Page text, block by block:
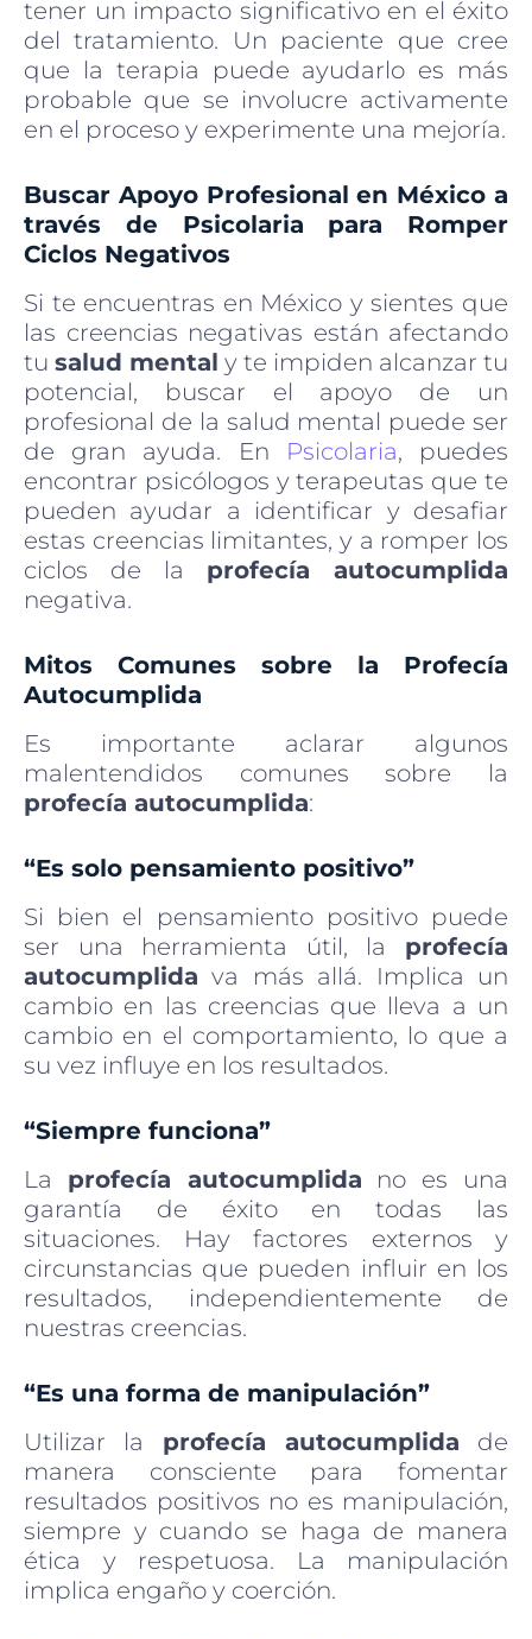
tener un impacto significativo en el éxito
del tratamiento. Un paciente que cree
que la terapia puede ayudarlo es más
probable que se involucre activamente
en el proceso y experimente una mejoría.
Buscar Apoyo Profesional en México a
través de Psicolaria para Romper
Ciclos Negativos
Si te encuentras en México y sientes que
las creencias negativas están afectando
tu salud mental y te impiden alcanzar tu
potencial, buscar el apoyo de un
profesional de la salud mental puede ser
de gran ayuda. En Psicolaria, puedes
encontrar psicólogos y terapeutas que te
pueden ayudar a identificar y desafiar
estas creencias limitantes, y a romper los
ciclos de la profecía autocumplida
negativa.
Mitos Comunes sobre la Profecía
Autocumplida
Es importante aclarar algunos
malentendidos comunes sobre la
profecía autocumplida:
“Es solo pensamiento positivo”
Si bien el pensamiento positivo puede
ser una herramienta útil, la profecía
autocumplida va más allá. Implica un
cambio en las creencias que lleva a un
cambio en el comportamiento, lo que a
su vez influye en los resultados.
“Siempre funciona”
La profecía autocumplida no es una
garantía de éxito en todas las
situaciones. Hay factores externos y
circunstancias que pueden influir en los
resultados, independientemente de
nuestras creencias.
“Es una forma de manipulación”
Utilizar la profecía autocumplida de
manera consciente para fomentar
resultados positivos no es manipulación,
siempre y cuando se haga de manera
ética y respetuosa. La manipulación
implica engaño y coerción.